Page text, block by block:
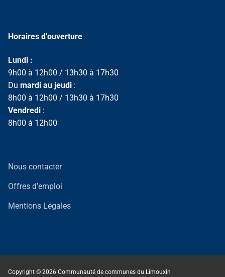
Horaires d’ouverture
Lundi :
9h00 à 12h00 / 13h30 à 17h30
Du mardi au jeudi :
8h00 à 12h00 / 13h30 à 17h30
Vendredi :
8h00 à 12h00
Nous contacter
Offres d’emploi
Mentions Légales
Copyright © 2026 Communauté de communes du Limouxin